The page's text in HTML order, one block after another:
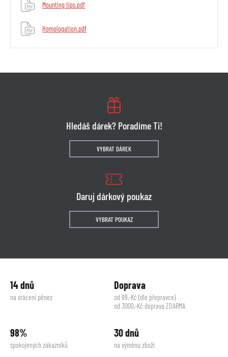
PDF Mounting tips.pdf
PDF Homologation.pdf
Hledáš dárek? Poradíme Ti!
VYBRAT DÁREK
Daruj dárkový poukaz
VYBRAT POUKAZ
14 dnů
na vrácení pěnez
Doprava
od 89,-Kč (dle přepravce)
od 3000,-Kč doprava ZDARMA
98%
spokojených zákazníků
30 dnů
na výměnu zboží